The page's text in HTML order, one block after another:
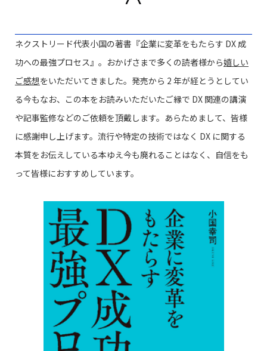
ネクストリード代表小国の著書『企業に変革をもたらす DX 成
功への最強プロセス』。おかげさまで多くの読者様から嬉しい
ご感想をいただいてきました。発売から 2 年が経とうとしてい
る今もなお、この本をお読みいただいたご縁で DX 関連の講演
や記事監修などのご依頼を頂戴します。あらためまして、皆様
に感謝申し上げます。流行や特定の技術ではなく DX に関する
本質をお伝えしている本ゆえ今も廃れることはなく、自信をも
って皆様におすすめしています。